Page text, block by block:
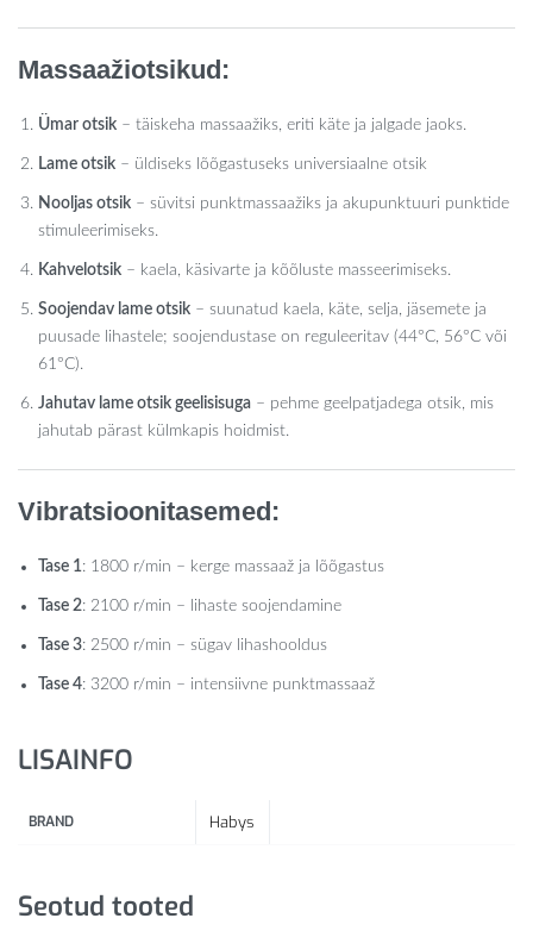
Massaažiotsikud:
Ümar otsik – täiskeha massaažiks, eriti käte ja jalgade jaoks.
Lame otsik – üldiseks lõõgastuseks universiaalne otsik
Nooljas otsik – süvitsi punktmassaažiks ja akupunktuuri punktide
stimuleerimiseks.
Kahvelotsik – kaela, käsivarte ja kõõluste masseerimiseks.
Soojendav lame otsik – suunatud kaela, käte, selja, jäsemete ja
puusade lihastele; soojendustase on reguleeritav (44°C, 56°C või
61°C).
Jahutav lame otsik geelisisuga – pehme geelpatjadega otsik, mis
jahutab pärast külmkapis hoidmist.
Vibratsioonitasemed:
Tase 1: 1800 r/min – kerge massaaž ja lõõgastus
Tase 2: 2100 r/min – lihaste soojendamine
Tase 3: 2500 r/min – sügav lihashooldus
Tase 4: 3200 r/min – intensiivne punktmassaaž
LISAINFO
BRAND Habys
Seotud tooted